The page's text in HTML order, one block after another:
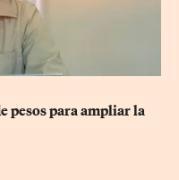
pesos para ampliar la